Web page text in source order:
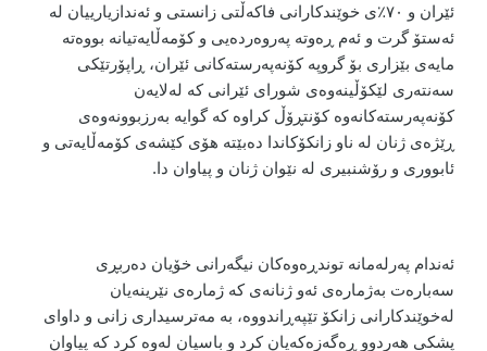
ئێران و ٧٠٪ی خوێندکارانی فاکەڵتی زانستی و ئەندازیارییان لە
ئەستۆ گرت و ئەم ڕەوتە پەروەردەیی و کۆمەڵایەتیانە بووەتە
مایەی بێزاری بۆ گروپە کۆنەپەرستەکانی ئێران، ڕاپۆرتێکی
سەنتەری لێکۆڵینەوەی شورای ئێرانی کە لەلایەن
کۆنەپەرستەکانەوە کۆنتڕۆڵ کراوە کە گوایە بەرزبوونەوەی
ڕێژەی ژنان لە ناو زانکۆکاندا دەبێتە هۆی کێشەی کۆمەڵایەتی و
ئابووری و رۆشنبیری لە نێوان ژنان و پیاوان دا.
ئەندام پەرلەمانە توندڕەوەکان نیگەرانی خۆیان دەربڕی
سەبارەت بەژمارەی ئەو ژنانەی کە ژمارەی نێرینەیان
لەخوێندکارانی زانکۆ تێپەڕاندووە، بە مەترسیداری زانی و داوای
پشکی هەردوو ڕەگەزەکەیان کرد و باسیان لەوە کرد کە پیاوان